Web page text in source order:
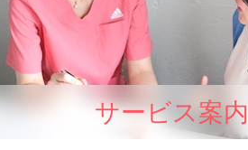
サービス案内